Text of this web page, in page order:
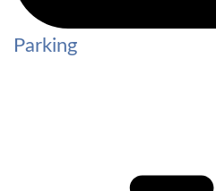
Parking